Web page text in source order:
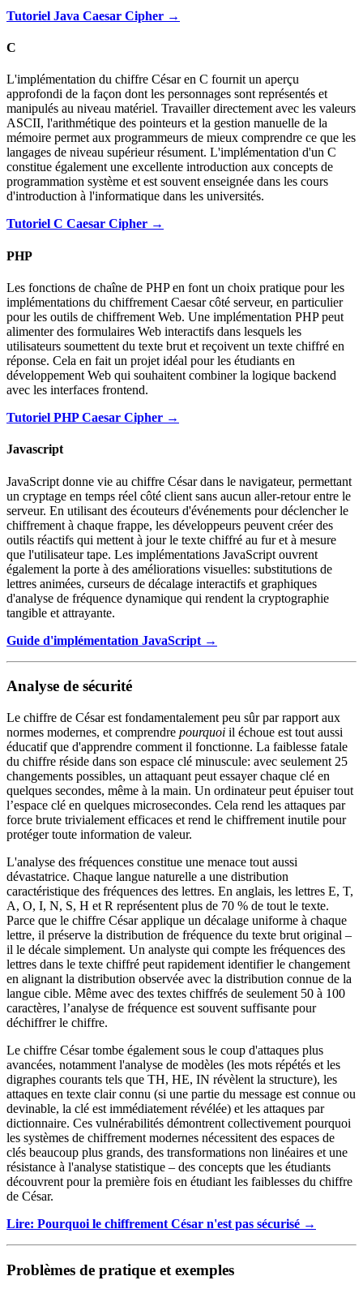
Tutoriel Java Caesar Cipher →
C
L'implémentation du chiffre César en C fournit un aperçu
approfondi de la façon dont les personnages sont représentés et
manipulés au niveau matériel. Travailler directement avec les valeurs
ASCII, l'arithmétique des pointeurs et la gestion manuelle de la
mémoire permet aux programmeurs de mieux comprendre ce que les
langages de niveau supérieur résument. L'implémentation d'un C
constitue également une excellente introduction aux concepts de
programmation système et est souvent enseignée dans les cours
d'introduction à l'informatique dans les universités.
Tutoriel C Caesar Cipher →
PHP
Les fonctions de chaîne de PHP en font un choix pratique pour les
implémentations du chiffrement Caesar côté serveur, en particulier
pour les outils de chiffrement Web. Une implémentation PHP peut
alimenter des formulaires Web interactifs dans lesquels les
utilisateurs soumettent du texte brut et reçoivent un texte chiffré en
réponse. Cela en fait un projet idéal pour les étudiants en
développement Web qui souhaitent combiner la logique backend
avec les interfaces frontend.
Tutoriel PHP Caesar Cipher →
Javascript
JavaScript donne vie au chiffre César dans le navigateur, permettant
un cryptage en temps réel côté client sans aucun aller-retour entre le
serveur. En utilisant des écouteurs d'événements pour déclencher le
chiffrement à chaque frappe, les développeurs peuvent créer des
outils réactifs qui mettent à jour le texte chiffré au fur et à mesure
que l'utilisateur tape. Les implémentations JavaScript ouvrent
également la porte à des améliorations visuelles: substitutions de
lettres animées, curseurs de décalage interactifs et graphiques
d'analyse de fréquence dynamique qui rendent la cryptographie
tangible et attrayante.
Guide d'implémentation JavaScript →
Analyse de sécurité
Le chiffre de César est fondamentalement peu sûr par rapport aux
normes modernes, et comprendre pourquoi il échoue est tout aussi
éducatif que d'apprendre comment il fonctionne. La faiblesse fatale
du chiffre réside dans son espace clé minuscule: avec seulement 25
changements possibles, un attaquant peut essayer chaque clé en
quelques secondes, même à la main. Un ordinateur peut épuiser tout
l’espace clé en quelques microsecondes. Cela rend les attaques par
force brute trivialement efficaces et rend le chiffrement inutile pour
protéger toute information de valeur.
L'analyse des fréquences constitue une menace tout aussi
dévastatrice. Chaque langue naturelle a une distribution
caractéristique des fréquences des lettres. En anglais, les lettres E, T,
A, O, I, N, S, H et R représentent plus de 70 % de tout le texte.
Parce que le chiffre César applique un décalage uniforme à chaque
lettre, il préserve la distribution de fréquence du texte brut original –
il le décale simplement. Un analyste qui compte les fréquences des
lettres dans le texte chiffré peut rapidement identifier le changement
en alignant la distribution observée avec la distribution connue de la
langue cible. Même avec des textes chiffrés de seulement 50 à 100
caractères, l’analyse de fréquence est souvent suffisante pour
déchiffrer le chiffre.
Le chiffre César tombe également sous le coup d'attaques plus
avancées, notamment l'analyse de modèles (les mots répétés et les
digraphes courants tels que TH, HE, IN révèlent la structure), les
attaques en texte clair connu (si une partie du message est connue ou
devinable, la clé est immédiatement révélée) et les attaques par
dictionnaire. Ces vulnérabilités démontrent collectivement pourquoi
les systèmes de chiffrement modernes nécessitent des espaces de
clés beaucoup plus grands, des transformations non linéaires et une
résistance à l'analyse statistique – des concepts que les étudiants
découvrent pour la première fois en étudiant les faiblesses du chiffre
de César.
Lire: Pourquoi le chiffrement César n'est pas sécurisé →
Problèmes de pratique et exemples